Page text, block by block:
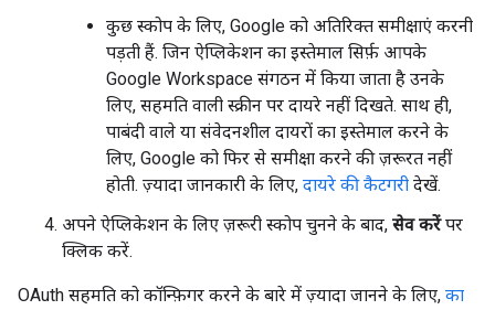
कुछ स्कोप के लिए, Google को अतिरिक्त समीक्षाएं करनी
पड़ती हैं. जिन ऐप्लिकेशन का इस्तेमाल सिर्फ़ आपके
Google Workspace संगठन में किया जाता है उनके
लिए, सहमति वाली स्क्रीन पर दायरे नहीं दिखते. साथ ही,
पाबंदी वाले या संवेदनशील दायरों का इस्तेमाल करने के
लिए, Google को फिर से समीक्षा करने की ज़रूरत नहीं
होती. ज़्यादा जानकारी के लिए, दायरे की कैटगरी देखें.
अपने ऐप्लिकेशन के लिए ज़रूरी स्कोप चुनने के बाद, सेव करेंपर
क्लिक करें.
OAuth सहमति को कॉन्फ़िगर करने के बारे में ज़्यादा जानने के लिए, का